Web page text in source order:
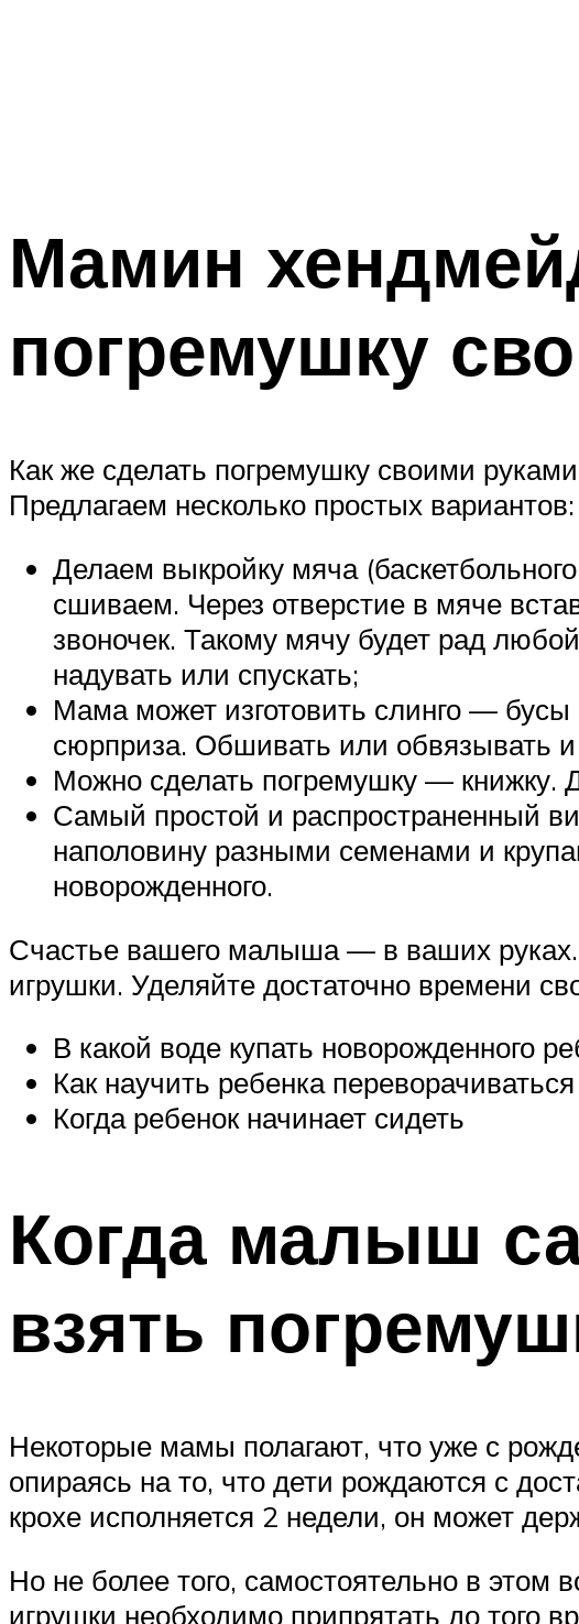
Мамин
погремушку
Как же сделать погремушку своими
Предлагаем несколько простых вариантов:
Делаем выкройку мяча
сшиваем. Через отверстие в мяче
звоночек. Такому мячу будет рад
надувать или спускать;
Мама может изготовить слинго — бусы
сюрприза. Обшивать или обвязывать
Можно сделать погремушку — книжку.
Самый простой и распространенный
наполовину разными семенами и
новорожденного.
Счастье вашего малыша — в ваших
игрушки. Уделяйте достаточно времени
В какой воде купать новорожденного
Как научить ребенка переворачиваться
Когда ребенок начинает сидеть
Когда малыш
взять
Некоторые мамы полагают, что уже с
опираясь на то, что дети рождаются с
крохе исполняется 2 недели, он может
Но не более того, самостоятельно в этом
игрушки необходимо припрятать до того